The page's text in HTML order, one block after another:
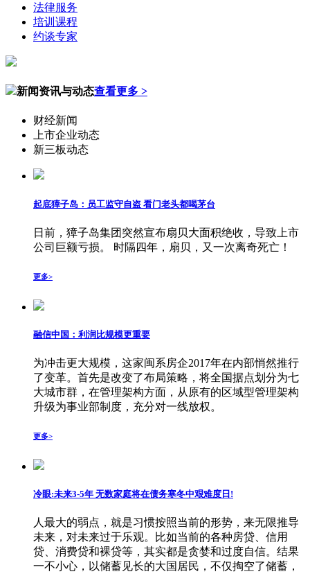
法律服务
培训课程
约谈专家
新闻资讯与动态查看更多 >
财经新闻
上市企业动态
新三板动态
起底獐子岛：员工监守自盗 看门老头都喝茅台
日前，獐子岛集团突然宣布扇贝大面积绝收，导致上市
公司巨额亏损。 时隔四年，扇贝，又一次离奇死亡！
更多>
融信中国：利润比规模更重要
为冲击更大规模，这家闽系房企2017年在内部悄然推行
了变革。首先是改变了布局策略，将全国据点划分为七
大城市群，在管理架构方面，从原有的区域型管理架构
升级为事业部制度，充分对一线放权。
更多>
冷眼:未来3-5年 无数家庭将在债务寒冬中艰难度日!
人最大的弱点，就是习惯按照当前的形势，来无限推导
未来，对未来过于乐观。比如当前的各种房贷、信用
贷、消费贷和裸贷等，其实都是贪婪和过度自信。结果
一不小心，以储蓄见长的大国居民，不仅掏空了储蓄，